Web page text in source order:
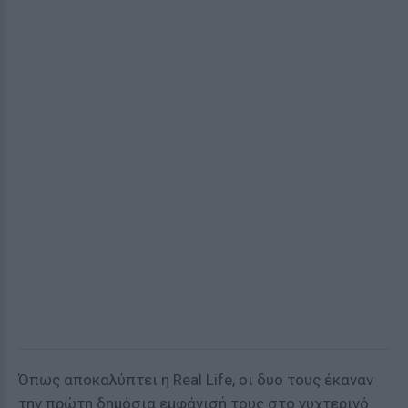
Όπως αποκαλύπτει η Real Life, οι δυο τους έκαναν
την πρώτη δημόσια εμφάνισή τους στο νυχτερινό